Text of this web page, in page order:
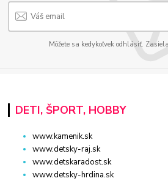
Môžete sa kedykoľvek odhlásiť.
DETI, ŠPORT, HOBBY
www.kamenik.sk
www.detsky-raj.sk
www.detskaradost.sk
www.detsky-hrdina.sk